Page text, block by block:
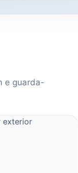
e guarda-